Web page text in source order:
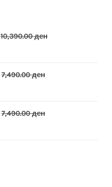
10,390.00ден
7,490.00ден
7,490.00ден